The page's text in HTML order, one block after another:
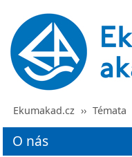
Ekumakad.cz ›› Témata
O nás